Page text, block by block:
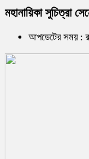
মহানায়িকা সুচিত্রা
আপডেটের সময় :